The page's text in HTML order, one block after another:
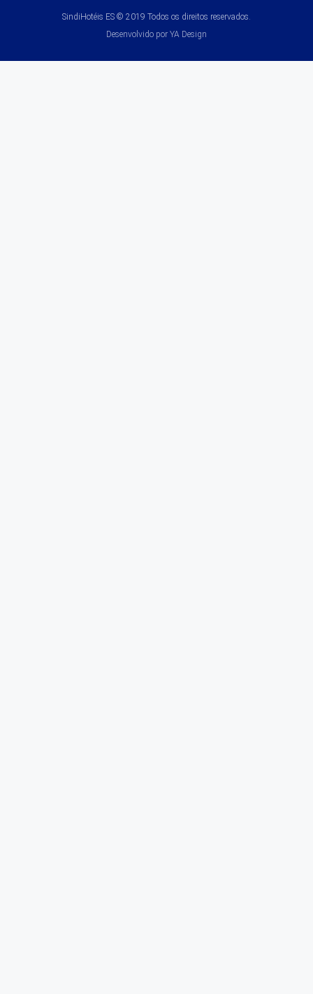
SindiHotéis ES © 2019 Todos os direitos reservados.
Desenvolvido por YA Design